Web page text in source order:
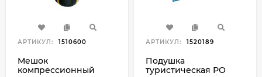
АРТИКУЛ: 1510600
Мешок
компрессионный
АРТИКУЛ: 1520189
Подушка
туристическая РО